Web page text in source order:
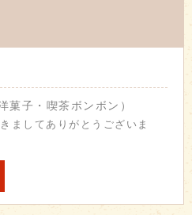
菓子・喫茶ボンボン）
ましてありがとうございま